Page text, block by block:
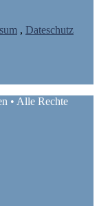
, Dateschutz
• Alle Rechte